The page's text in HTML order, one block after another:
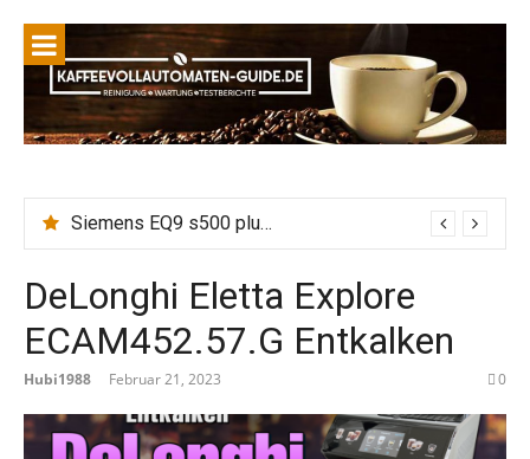
Siemens EQ9 s500 plus connect Wasserhärte einstellen, Entkalken vs Calc n Clean: Wie wirkt die eingestellte Wasserhärte auf Entkalkungszyklen?
DeLonghi Eletta Explore
ECAM452.57.G Entkalken
Hubi1988 Februar 21, 2023 0